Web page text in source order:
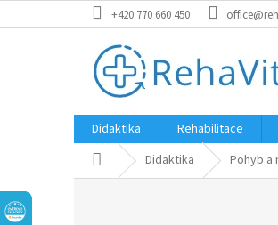
na
+420 770 660 450
Didaktika Rehabilitace
Domů Didaktika Pohyb a